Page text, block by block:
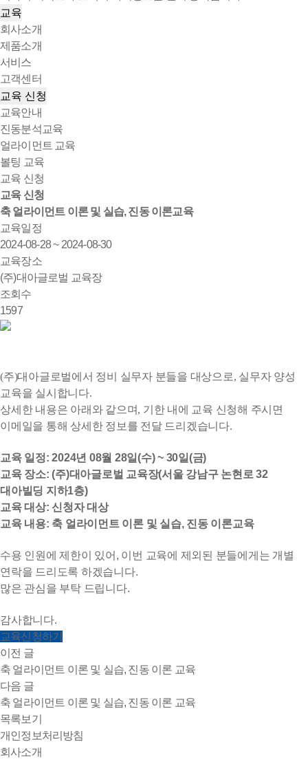
교육
회사소개
제품소개
서비스
고객센터
교육 신청
교육안내
진동분석교육
얼라이먼트 교육
볼팅 교육
교육 신청
교육 신청
축 얼라이먼트 이론 및 실습, 진동 이론교육
교육일정
2024-08-28 ~ 2024-08-30
교육장소
(주)대아글로벌 교육장
조회수
1597
(주)대아글로벌에서 정비 실무자 분들을 대상으로, 실무자 양성
교육을 실시합니다.
상세한 내용은 아래와 같으며, 기한 내에 교육 신청해 주시면
이메일을 통해 상세한 정보를 전달 드리겠습니다.
교육 일정: 2024년 08월 28일(수) ~ 30일(금)
교육 장소: (주)대아글로벌 교육장(서울 강남구 논현로 32
대아빌딩 지하1층)
교육 대상: 신청자 대상
교육 내용: 축 얼라이먼트 이론 및 실습, 진동 이론교육
수용 인원에 제한이 있어, 이번 교육에 제외된 분들에게는 개별
연락을 드리도록 하겠습니다.
많은 관심을 부탁 드립니다.
감사합니다.
교육신청하기
이전 글
축 얼라이먼트 이론 및 실습, 진동 이론 교육
다음 글
축 얼라이먼트 이론 및 실습, 진동 이론 교육
목록보기
개인정보처리방침
회사소개